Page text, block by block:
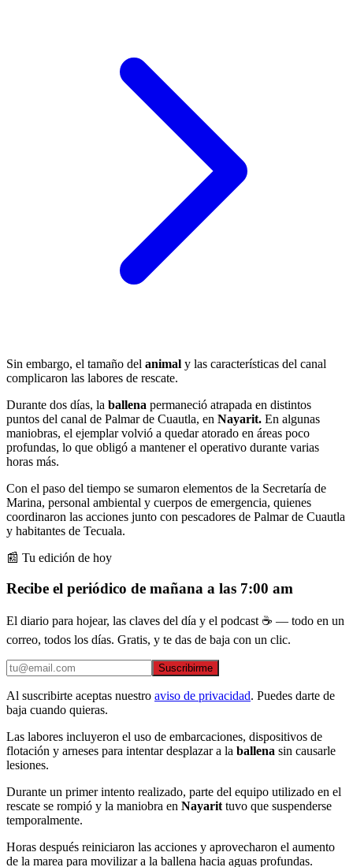
Sin embargo, el tamaño del animal y las características del canal
complicaron las labores de rescate.
Durante dos días, la ballena permaneció atrapada en distintos
puntos del canal de Palmar de Cuautla, en Nayarit. En algunas
maniobras, el ejemplar volvió a quedar atorado en áreas poco
profundas, lo que obligó a mantener el operativo durante varias
horas más.
Con el paso del tiempo se sumaron elementos de la Secretaría de
Marina, personal ambiental y cuerpos de emergencia, quienes
coordinaron las acciones junto con pescadores de Palmar de Cuautla
y habitantes de Tecuala.
📰 Tu edición de hoy
Recibe el periódico de mañana a las 7:00 am
El diario para hojear, las claves del día y el podcast ☕ — todo en un
correo, todos los días. Gratis, y te das de baja con un clic.
Suscribirme
Al suscribirte aceptas nuestro aviso de privacidad. Puedes darte de
baja cuando quieras.
Las labores incluyeron el uso de embarcaciones, dispositivos de
flotación y arneses para intentar desplazar a la ballena sin causarle
lesiones.
Durante un primer intento realizado, parte del equipo utilizado en el
rescate se rompió y la maniobra en Nayarit tuvo que suspenderse
temporalmente.
Horas después reiniciaron las acciones y aprovecharon el aumento
de la marea para movilizar a la ballena hacia aguas profundas.